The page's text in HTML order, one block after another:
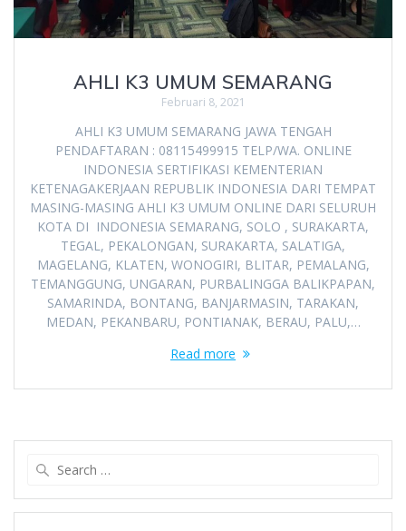
AHLI K3 UMUM SEMARANG
Februari 8, 2021
AHLI K3 UMUM SEMARANG JAWA TENGAH
PENDAFTARAN : 08115499915 TELP/WA. ONLINE
INDONESIA SERTIFIKASI KEMENTERIAN
KETENAGAKERJAAN REPUBLIK INDONESIA DARI TEMPAT
MASING-MASING AHLI K3 UMUM ONLINE DARI SELURUH
KOTA DI INDONESIA SEMARANG, SOLO , SURAKARTA,
TEGAL, PEKALONGAN, SURAKARTA, SALATIGA,
MAGELANG, KLATEN, WONOGIRI, BLITAR, PEMALANG,
TEMANGGUNG, UNGARAN, PURBALINGGA BALIKPAPAN,
SAMARINDA, BONTANG, BANJARMASIN, TARAKAN,
MEDAN, PEKANBARU, PONTIANAK, BERAU, PALU,…
Read more